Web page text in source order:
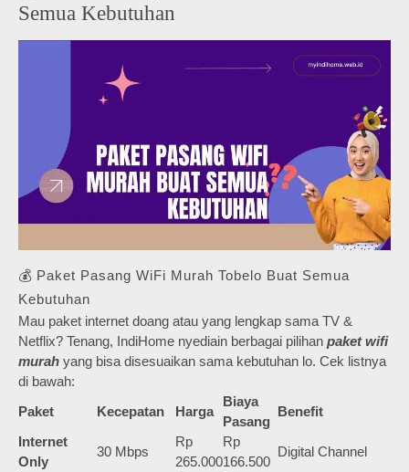
Semua Kebutuhan
💰 Paket Pasang WiFi Murah Tobelo Buat Semua
Kebutuhan
Mau paket internet doang atau yang lengkap sama TV &
Netflix? Tenang, IndiHome nyediain berbagai pilihan paket wifi
murah yang bisa disesuaikan sama kebutuhan lo. Cek listnya
di bawah:
Paket
Kecepatan Harga
Biaya
Pasang
Benefit
Internet
Only
30 Mbps
Rp
265.000
Rp
166.500
Digital Channel